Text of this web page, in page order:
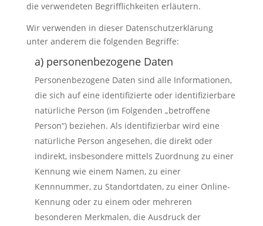
die verwendeten Begrifflichkeiten erläutern.
Wir verwenden in dieser Datenschutzerklärung
unter anderem die folgenden Begriffe:
a) personenbezogene Daten
Personenbezogene Daten sind alle Informationen,
die sich auf eine identifizierte oder identifizierbare
natürliche Person (im Folgenden „betroffene
Person“) beziehen. Als identifizierbar wird eine
natürliche Person angesehen, die direkt oder
indirekt, insbesondere mittels Zuordnung zu einer
Kennung wie einem Namen, zu einer
Kennnummer, zu Standortdaten, zu einer Online-
Kennung oder zu einem oder mehreren
besonderen Merkmalen, die Ausdruck der